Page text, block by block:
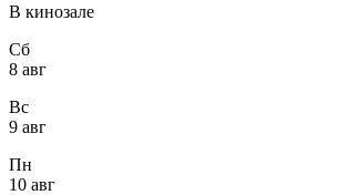
В кинозале
Сб
8 авг
Вс
9 авг
Пн
10 авг